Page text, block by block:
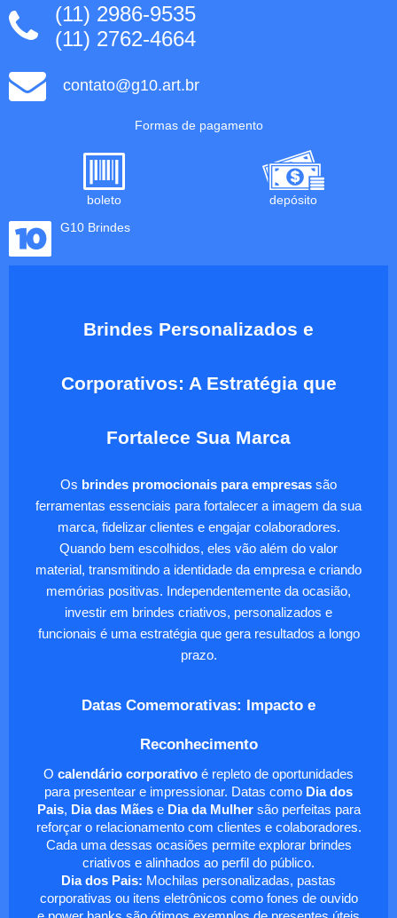
(11) 2986-9535
(11) 2762-4664
contato@g10.art.br
Formas de pagamento
boleto
depósito
G10 Brindes
Brindes Personalizados e
Corporativos: A Estratégia que
Fortalece Sua Marca
Os brindes promocionais para empresas são
ferramentas essenciais para fortalecer a imagem da sua
marca, fidelizar clientes e engajar colaboradores.
Quando bem escolhidos, eles vão além do valor
material, transmitindo a identidade da empresa e criando
memórias positivas. Independentemente da ocasião,
investir em brindes criativos, personalizados e
funcionais é uma estratégia que gera resultados a longo
prazo.
Datas Comemorativas: Impacto e
Reconhecimento
O calendário corporativo é repleto de oportunidades
para presentear e impressionar. Datas como Dia dos
Pais, Dia das Mãese Dia da Mulhersão perfeitas para
reforçar o relacionamento com clientes e colaboradores.
Cada uma dessas ocasiões permite explorar brindes
criativos e alinhados ao perfil do público.
Dia dos Pais: Mochilas personalizadas, pastas
corporativas ou itens eletrônicos como fones de ouvido